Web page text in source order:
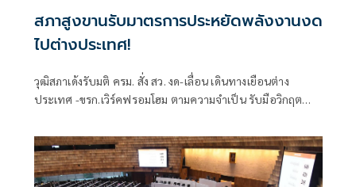
สภาสูงขานรับมาตรการประหยัดพลังงานงด
ไปต่างประเทศ!
วุฒิสภาเด้งรับมติ ครม. สั่ง สว. งด-เลื่อน เดินทางเยือนต่าง
ประเทศ -ขรก.เวิร์คฟรอมโฮม ตามความจำเป็น รับมือวิกฤต